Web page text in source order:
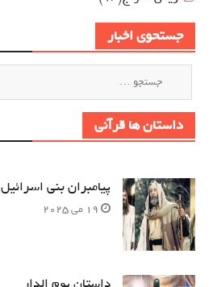
جستحوی اخبار
داستان ها قرآنی
پیامبران بنی اسرائیل
19 می 2025